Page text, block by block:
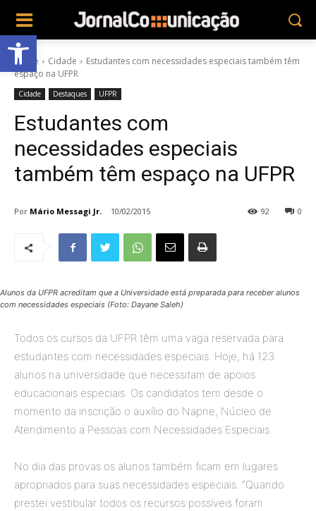
Abrir a barra de ferramentas
Home Cidade
Estudantes com necessidades especiais também têm
espaço na UFPR
Cidade Destaques UFPR
Estudantes com
necessidades especiais
também têm espaço na UFPR
Por Mário Messagi Jr. 10/02/2015 0
92
Alunos da UFPR acreditam que a Universidade está preparada para receber alunos
com necessidades especiais (Foto: Dayane Saleh)
Todos os cursos da UFPR têm uma vaga reservada para
estudantes com necessidades especiais. Hoje, há 123
alunos na universidade que necessitam de apoios
educacionais especiais. Os candidatos tem desde o
momento da inscrição o auxílio do Napne, Núcleo de
Atendimento a Pessoas com Necessidades Especiais.
No dia das provas os alunos também ficam em lugares
apropriados para suas necessidades especiais. “Quando
prestei vestibular todos os recursos possíveis foram